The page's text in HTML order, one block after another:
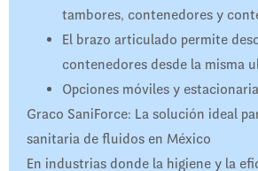
tambores, contenedores y
El brazo articulado permite
contenedores desde la misma
Opciones móviles y
Graco SaniForce: La solución ideal
sanitaria de fluidos en México
En industrias donde la higiene y la